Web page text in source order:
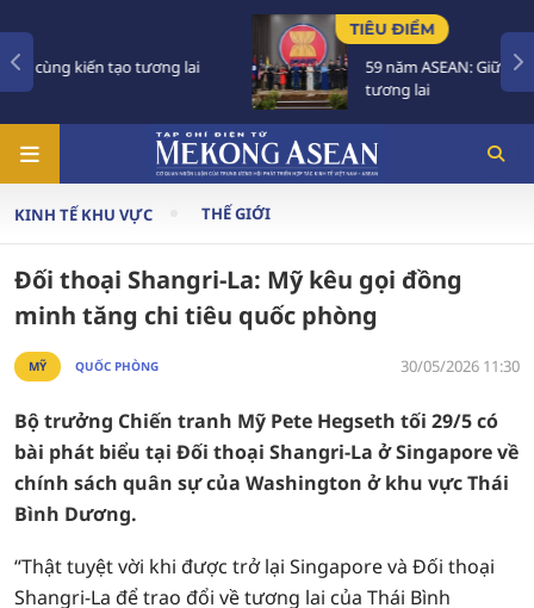
59 năm ASEAN: Giữ vững đoàn kết, định hình
KINH TẾ KHU VỰC THẾ GIỚI
Đối thoại Shangri-La: Mỹ kêu gọi đồng
minh tăng chi tiêu quốc phòng
MỸ QUỐC PHÒNG 30/05/2026 11:30
Bộ trưởng Chiến tranh Mỹ Pete Hegseth tối 29/5 có
bài phát biểu tại Đối thoại Shangri-La ở Singapore về
chính sách quân sự của Washington ở khu vực Thái
Bình Dương.
“Thật tuyệt vời khi được trở lại Singapore và Đối thoại
Shangri-La để trao đổi về tương lai của Thái Bình